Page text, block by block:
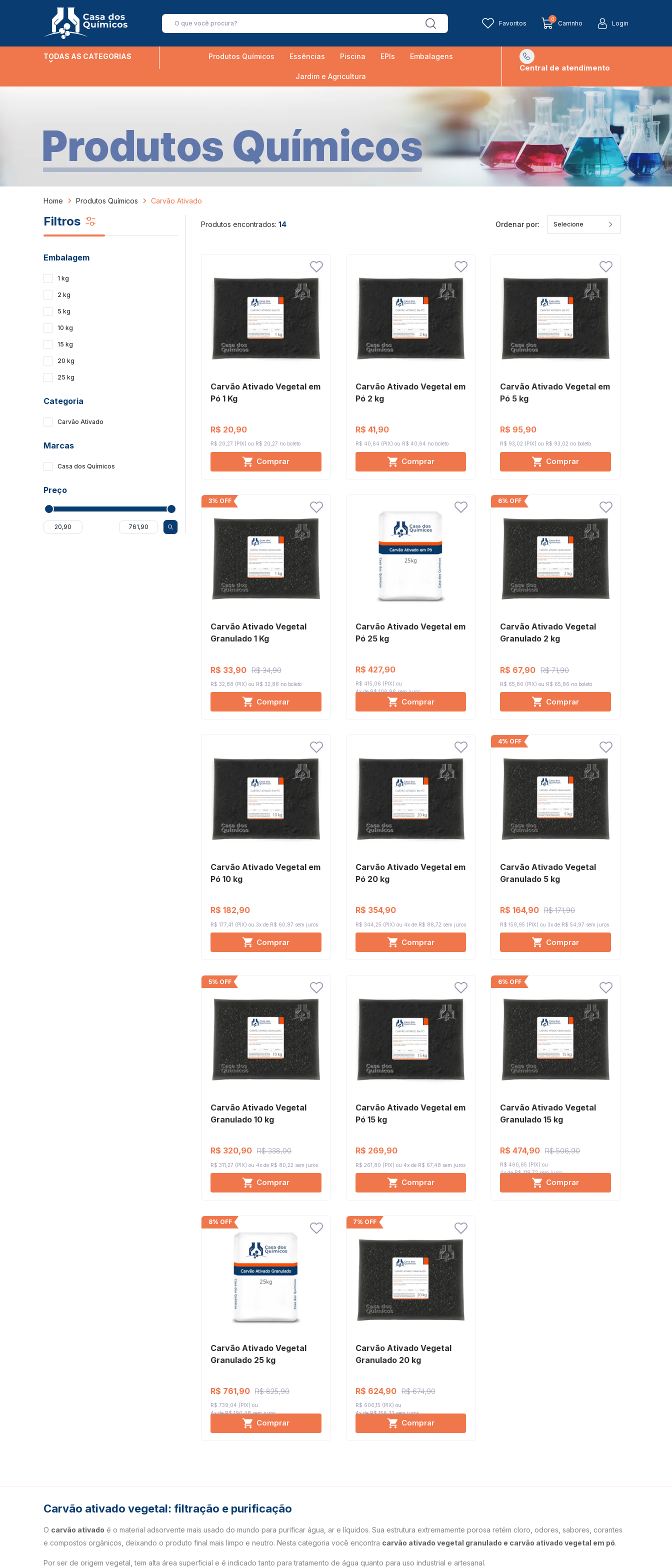
Favoritos
0
Carrinho Login
TODAS AS CATEGORIAS Produtos Químicos Essências Piscina EPIs Embalagens
Jardim e Agricultura
Central de atendimento
Home Produtos Químicos Carvão Ativado
Filtros
Embalagem
1 kg
2 kg
5 kg
10 kg
15 kg
20 kg
25 kg
Categoria
Carvão Ativado
Marcas
Casa dos Químicos
Preço
Produtos encontrados: 14 Ordenar por:
Carvão Ativado Vegetal em
Pó 1 Kg
R$ 20,90
R$ 20,27 (PIX) R$ 20,27 no boleto
Comprar
Carvão Ativado Vegetal em
Pó 2 kg
R$ 41,90
R$ 40,64 (PIX) R$ 40,64 no boleto
Comprar
Carvão Ativado Vegetal em
Pó 5 kg
R$ 95,90
R$ 93,02 (PIX) R$ 93,02 no boleto
Comprar
3% OFF
Carvão Ativado Vegetal
Granulado 1 Kg
R$ 34,90
R$ 33,90
R$ 32,88 (PIX) R$ 32,88 no boleto
Comprar
Carvão Ativado Vegetal em
Pó 25 kg
R$ 427,90
R$ 415,06 (PIX)
4x de R$ 106,98sem juros
Comprar
6% OFF
Carvão Ativado Vegetal
Granulado 2 kg
R$ 71,90
R$ 67,90
R$ 65,86 (PIX) R$ 65,86 no boleto
Comprar
Carvão Ativado Vegetal em
Pó 10 kg
R$ 182,90
R$ 177,41 (PIX) 3x de R$ 60,97 sem juros
Comprar
Carvão Ativado Vegetal em
Pó 20 kg
R$ 354,90
R$ 344,25 (PIX) 4x de R$ 88,72 sem juros
Comprar
4% OFF
Carvão Ativado Vegetal
Granulado 5 kg
R$ 171,90
R$ 164,90
R$ 159,95 (PIX) 3x de R$ 54,97 sem juros
Comprar
5% OFF
Carvão Ativado Vegetal
Granulado 10 kg
R$ 338,90
R$ 320,90
R$ 311,27 (PIX) 4x de R$ 80,22 sem juros
Comprar
Carvão Ativado Vegetal em
Pó 15 kg
R$ 269,90
R$ 261,80 (PIX) 4x de R$ 67,48 sem juros
Comprar
6% OFF
Carvão Ativado Vegetal
Granulado 15 kg
R$ 506,90
R$ 474,90
R$ 460,65 (PIX)
4x de R$ 118,72sem juros
Comprar
8% OFF
Carvão Ativado Vegetal
Granulado 25 kg
R$ 825,90
R$ 761,90
R$ 739,04 (PIX)
4x de R$ 190,48sem juros
Comprar
7% OFF
Carvão Ativado Vegetal
Granulado 20 kg
R$ 674,90
R$ 624,90
R$ 606,15 (PIX)
4x de R$ 156,22sem juros
Comprar
Carvão ativado vegetal: filtração e purificação
O carvão ativado é o material adsorvente mais usado do mundo para purificar água, ar e líquidos. Sua estrutura extremamente porosa retém cloro, odores, sabores, corantes
e compostos orgânicos, deixando o produto final mais limpo e neutro. Nesta categoria você encontra carvão ativado vegetal granulado e carvão ativado vegetal em pó.
Por ser de origem vegetal, tem alta área superficial e é indicado tanto para tratamento de água quanto para uso industrial e artesanal.